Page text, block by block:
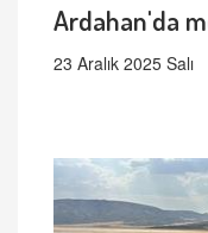
Ardahan'da
23 Aralık 2025 Salı